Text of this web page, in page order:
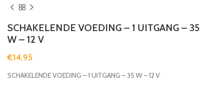
SCHAKELENDE VOEDING – 1 UITGANG – 35
W – 12 V
€14,95
SCHAKELENDE VOEDING – 1 UITGANG – 35 W – 12 V